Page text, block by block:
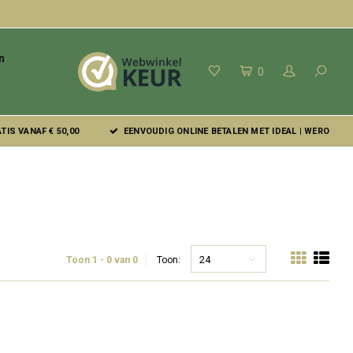
0
VANAF € 50,00 EENVOUDIG ONLINE BETALEN MET IDEAL | WERO
Toon 1 - 0 van 0 Toon: 24